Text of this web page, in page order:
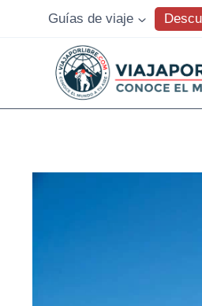
Guías de viaje